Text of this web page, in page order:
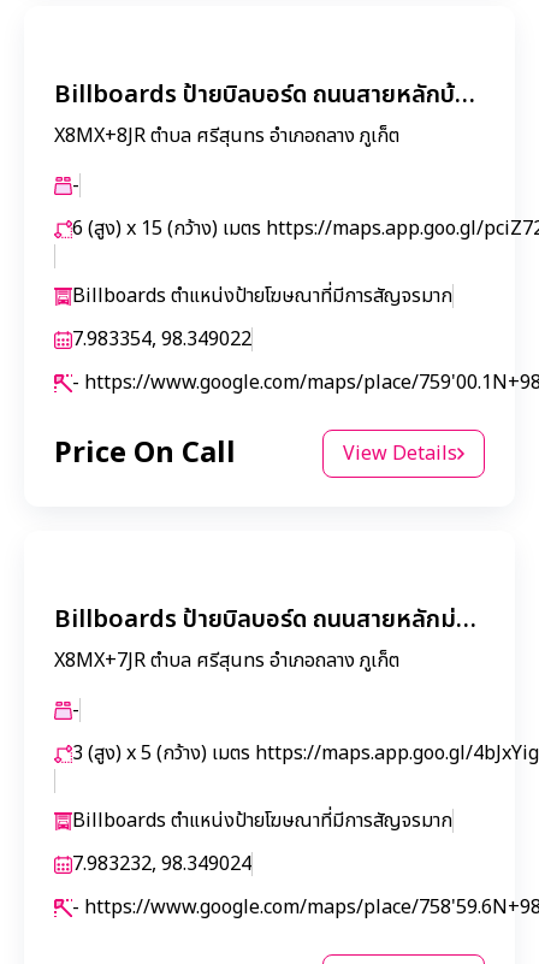
Billboards ป้ายบิลบอร์ด ถนนสายหลักบ้านม่าหนิก ขาเข้าลากูน่า
X8MX+8JR ตำบล ศรีสุนทร อำเภอถลาง ภูเก็ต
-
6 (สูง) x 15 (กว้าง) เมตร https://maps.app.goo.gl/
Billboards ตำแหน่งป้ายโฆษณาที่มีการสัญจรมาก
7.983354, 98.349022
- https://www.google.com/maps/place/
Price On Call View Details
Billboards ป้ายบิลบอร์ด ถนนสายหลักม่าหนิก ขาออกจากลากูน่าไปอนุสาวรีย์
X8MX+7JR ตำบล ศรีสุนทร อำเภอถลาง ภูเก็ต
-
3 (สูง) x 5 (กว้าง) เมตร https://maps.app.goo.gl/
Billboards ตำแหน่งป้ายโฆษณาที่มีการสัญจรมาก
7.983232, 98.349024
- https://www.google.com/maps/place/